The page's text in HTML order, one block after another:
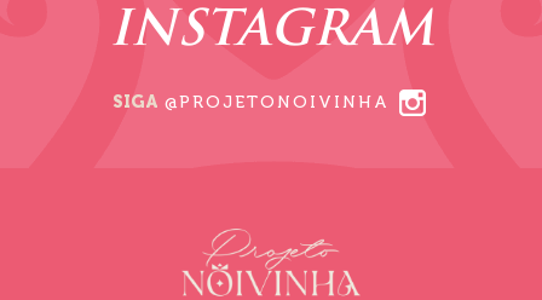
INSTAGRAM
SIGA @PROJETONOIVINHA